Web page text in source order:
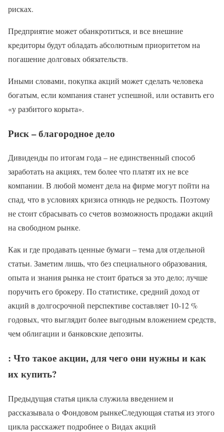
рисках.
Предприятие может обанкротиться, и все внешние
кредиторы будут обладать абсолютным приоритетом на
погашение долговых обязательств.
Иными словами, покупка акций может сделать человека
богатым, если компания станет успешной, или оставить его
«у разбитого корыта».
Риск – благородное дело
Дивиденды по итогам года – не единственный способ
заработать на акциях, тем более что платят их не все
компании. В любой момент дела на фирме могут пойти на
спад, что в условиях кризиса отнюдь не редкость. Поэтому
не стоит сбрасывать со счетов возможность продажи акций
на свободном рынке.
Как и где продавать ценные бумаги – тема для отдельной
статьи. Заметим лишь, что без специального образования,
опыта и знания рынка не стоит браться за это дело; лучше
поручить его брокеру. По статистике, средний доход от
акций в долгосрочной перспективе составляет 10-12 %
годовых, что выглядит более выгодным вложением средств,
чем облигации и банковские депозиты.
: Что такое акции, для чего они нужны и как
их купить?
Предыдущая статья цикла служила введением и
рассказывала о Фондовом рынкеСледующая статья из этого
цикла расскажет подробнее о Видах акций